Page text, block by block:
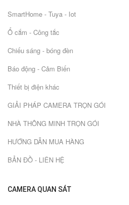
SmartHome - Tuya - Iot
Ổ cắm - Công tắc
Chiếu sáng - bóng đèn
Báo động - Cảm Biến
Thiết bị điện khác
GIẢI PHÁP CAMERA TRỌN GÓI
NHÀ THÔNG MINH TRỌN GÓI
HƯỚNG DẪN MUA HÀNG
BẢN ĐỒ - LIÊN HỆ
CAMERA QUAN SÁT